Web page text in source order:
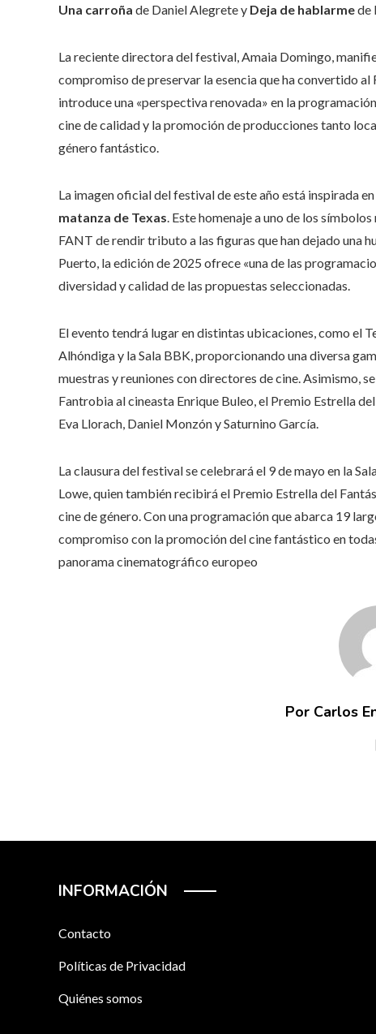
Una carroña de Daniel Alegrete y Deja de hablarmede
La reciente directora del festival, Amaia Domingo,
compromiso de preservar la esencia que ha convertido
introduce una «perspectiva renovada» en la
cine de calidad y la promoción de producciones tanto
género fantástico.
La imagen oficial del festival de este año está inspirada
matanza de Texas. Este homenaje a uno de los
FANT de rendir tributo a las figuras que han dejado una
Puerto, la edición de 2025 ofrece «una de las
diversidad y calidad de las propuestas seleccionadas.
El evento tendrá lugar en distintas ubicaciones, como el
Alhóndiga y la Sala BBK, proporcionando una diversa
muestras y reuniones con directores de cine. Asimismo,
Fantrobia al cineasta Enrique Buleo, el Premio Estrella
Eva Llorach, Daniel Monzón y Saturnino García.
La clausura del festival se celebrará el 9 de mayo en la
Lowe, quien también recibirá el Premio Estrella del
cine de género. Con una programación que abarca 19
compromiso con la promoción del cine fantástico en
panorama cinematográfico europeo
Por Carlos
INFORMACIÓN
Contacto
Políticas de Privacidad
Quiénes somos